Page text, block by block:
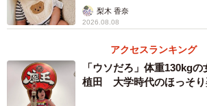
梨木 香奈
2026.08.08
アクセスランキング
「ウソだろ」体重130kg
植田 大学時代のほっそり